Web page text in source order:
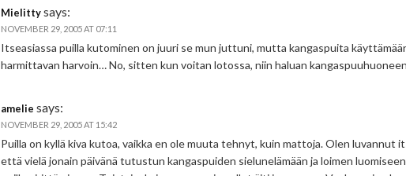
Mielittysays:
NOVEMBER 29, 2005 AT 07:11
Itseasiassa puilla kutominen on juuri se mun juttuni, mutta kangaspuita
harmittavan harvoin… No, sitten kun voitan lotossa, niin haluan
amelie says:
NOVEMBER 29, 2005 AT 15:42
Puilla on kyllä kiva kutoa, vaikka en ole muuta tehnyt, kuin mattoja. Olen luvannut
että vielä jonain päivänä tutustun kangaspuiden sielunelämään ja loimen